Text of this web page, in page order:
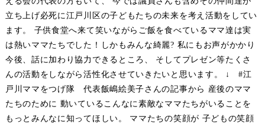
立ち上げ必死に江戸川区の子どもたちの未来を考え活動をしてい
ます。 子供食堂へ来て笑いながらご飯を食べているママ達は実
は熱いママたちでした！しかもみんな綺麗? 私にもお声がかかり
今後、話に加わり協力できるところ、 そしてプレゼン等たくさ
んの活動をしながら活性化させていきたいと思います。 ↓ #江
戸川ママをつげ隊 代表飯嶋絵美子さんの記事から 産後のママ
たちのために 動いているこんなに素敵なママたちがいることを
もっとみんなに知ってほしい。 ママたちの笑顔が 子どもの笑顔